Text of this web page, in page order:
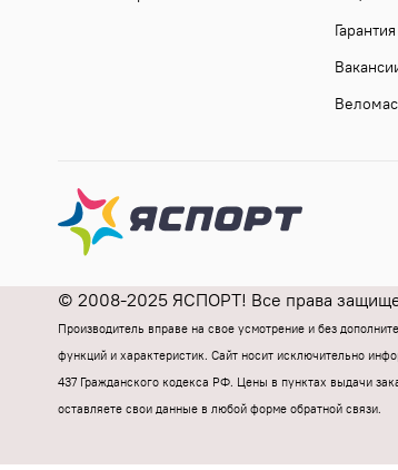
Гарантия
© 2008-2025 ЯСПОРТ! Все права
Производитель вправе на свое усмотрение и без
функций и характеристик. Cайт носит исключительно
437 Гражданского кодекса РФ. Цены в пунктах выдачи
оставляете свои данные в любой форме обратной связи.